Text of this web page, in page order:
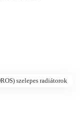
szelepes radiátorok